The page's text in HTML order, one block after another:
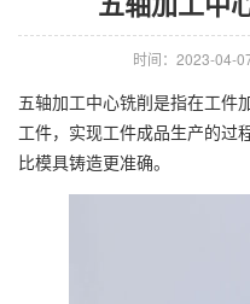
时间：2023-04-
五轴加工中心铣削是指在工件
工件，实现工件成品生产的过
比模具铸造更准确。